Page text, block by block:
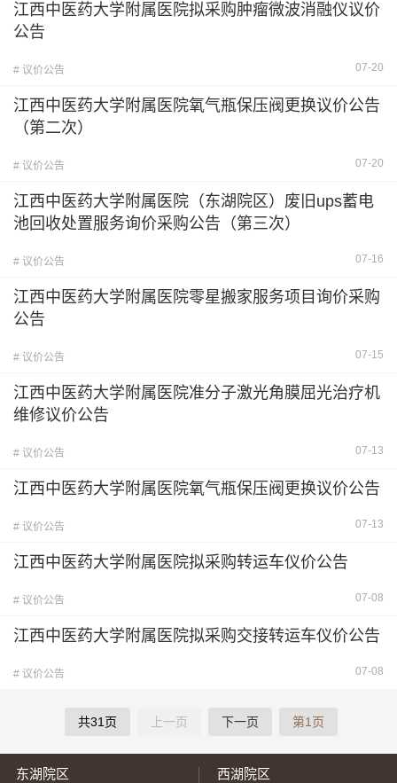
江西中医药大学附属医院拟采购肿瘤微波消融仪议价
公告
# 议价公告 07-20
江西中医药大学附属医院氧气瓶保压阀更换议价公告
（第二次）
# 议价公告 07-20
江西中医药大学附属医院（东湖院区）废旧ups蓄电
池回收处置服务询价采购公告（第三次）
# 议价公告 07-16
江西中医药大学附属医院零星搬家服务项目询价采购
公告
# 议价公告 07-15
江西中医药大学附属医院准分子激光角膜屈光治疗机
维修议价公告
# 议价公告 07-13
江西中医药大学附属医院氧气瓶保压阀更换议价公告
# 议价公告 07-13
江西中医药大学附属医院拟采购转运车仪价公告
# 议价公告 07-08
江西中医药大学附属医院拟采购交接转运车仪价公告
# 议价公告 07-08
共31页 上一页 下一页 第1页
东湖院区 西湖院区